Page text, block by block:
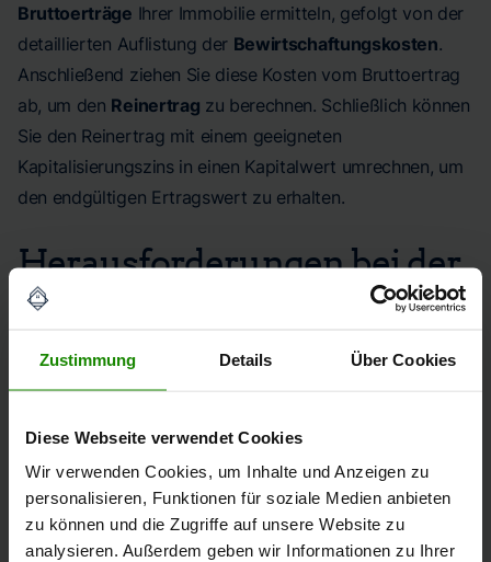
Zustimmung Details Über Cookies
Diese Webseite verwendet Cookies
Wir verwenden Cookies, um Inhalte und Anzeigen zu
personalisieren, Funktionen für soziale Medien anbieten
zu können und die Zugriffe auf unsere Website zu
analysieren. Außerdem geben wir Informationen zu Ihrer
Bruttoerträge Ihrer Immobilie ermitteln, gefolgt von der
detaillierten Auflistung der Bewirtschaftungskosten.
Anschließend ziehen Sie diese Kosten vom Bruttoertrag
ab, um den Reinertrag zu berechnen. Schließlich können
Sie den Reinertrag mit einem geeigneten
Kapitalisierungszins in einen Kapitalwert umrechnen, um
den endgültigen Ertragswert zu erhalten.
Herausforderungen bei der
Anwendung
Die Anwendung des Ertragswertverfahrens kann mit
einigenHerausforderungen
Ertragsprognosen. Außerdem kann es schwierig sein,
den richtigen Kapitalisierungszins zu bestimmen, da
dieser das Risiko und die Renditeansprüche